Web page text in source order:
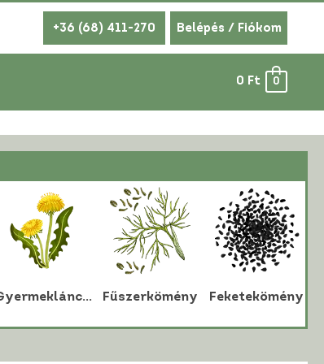
+36 (68) 411-270 Belépés / Fiókom
0 Ft 0
Gyermekláncfű Fűszerkömény Feketekömény